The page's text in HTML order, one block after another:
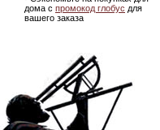
дома с промокод глобус для
вашего заказа